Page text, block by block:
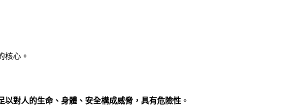
核心。
以對人的生命、身體、安全構成威脅，具有危險性 。